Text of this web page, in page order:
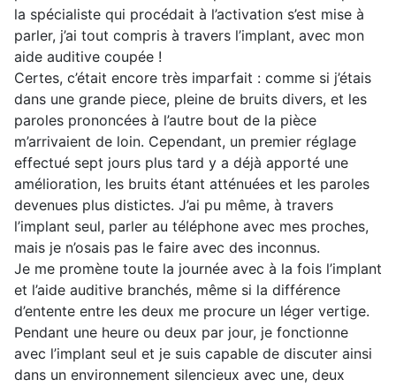
la spécialiste qui procédait à l’activation s’est mise à
parler, j’ai tout compris à travers l’implant, avec mon
aide auditive coupée !
Certes, c’était encore très imparfait : comme si j’étais
dans une grande piece, pleine de bruits divers, et les
paroles prononcées à l’autre bout de la pièce
m’arrivaient de loin. Cependant, un premier réglage
effectué sept jours plus tard y a déjà apporté une
amélioration, les bruits étant atténuées et les paroles
devenues plus distictes. J’ai pu même, à travers
l’implant seul, parler au téléphone avec mes proches,
mais je n’osais pas le faire avec des inconnus.
Je me promène toute la journée avec à la fois l’implant
et l’aide auditive branchés, même si la différence
d’entente entre les deux me procure un léger vertige.
Pendant une heure ou deux par jour, je fonctionne
avec l’implant seul et je suis capable de discuter ainsi
dans un environnement silencieux avec une, deux